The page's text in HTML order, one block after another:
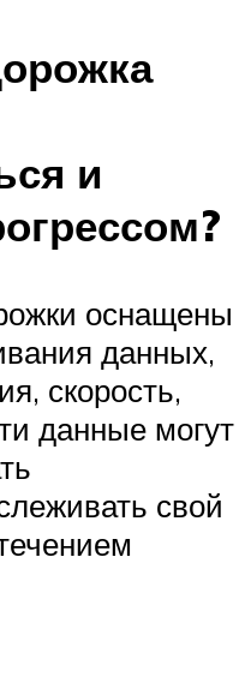
и
оснащены
данных,
скорость,
данные могут
свой